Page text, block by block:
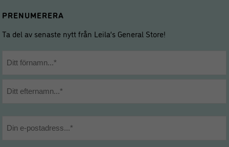
PRENUMERERA
Ta del av senaste nytt från Leila’s General Store!